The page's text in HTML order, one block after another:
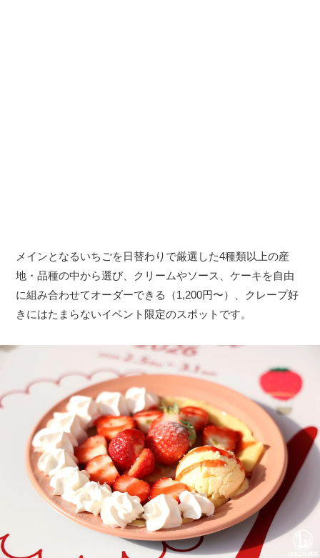
メインとなるいちごを日替わりで厳選した4種類以上の産
地・品種の中から選び、クリームやソース、ケーキを自由
に組み合わせてオーダーできる（1,200円〜）、クレープ好
きにはたまらないイベント限定のスポットです。